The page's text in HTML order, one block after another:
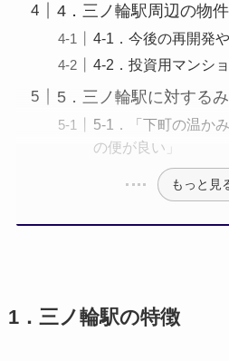
4．三ノ輪駅周辺の物
4-1．今後の再開発
4-2．投資用マンシ
5．三ノ輪駅に対する
5-1．「下町の温か
の便が良い」
もっと見
1．三ノ輪駅の特徴